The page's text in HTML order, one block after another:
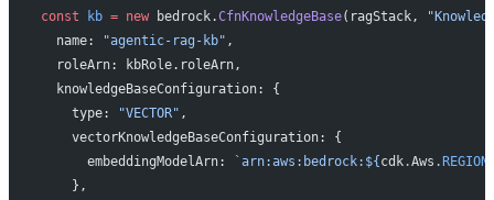
const kb = new bedrock.CfnKnowledgeBase(ragStack,
  name:
"agentic-rag-kb" ,
  roleArn: kbRole.roleArn,
  knowledgeBaseConfiguration: {
    type:
"VECTOR" ,
    vectorKnowledgeBaseConfiguration: {
      embeddingModelArn:
`arn:aws:bedrock:${cdk.Aws .REGION
    },